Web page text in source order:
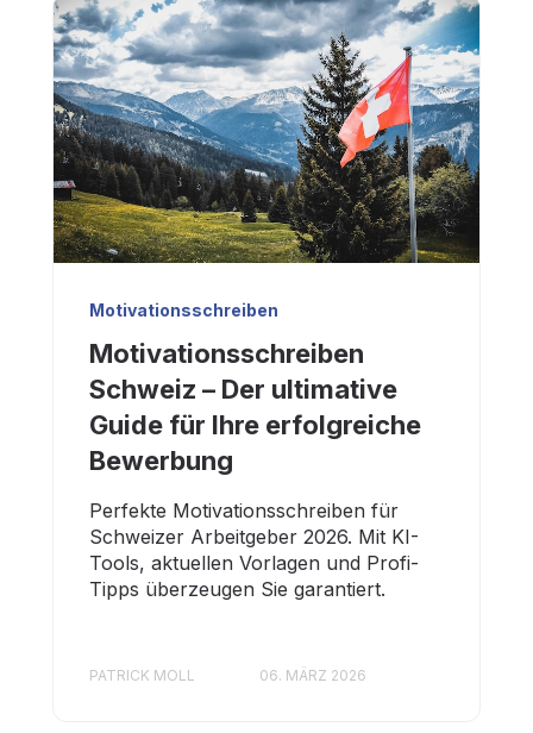
Motivationsschreiben
Motivationsschreiben
Schweiz – Der ultimative
Guide für Ihre erfolgreiche
Bewerbung
Perfekte Motivationsschreiben für
Schweizer Arbeitgeber 2026. Mit KI-
Tools, aktuellen Vorlagen und Profi-
Tipps überzeugen Sie garantiert.
PATRICK MOLL 06. MÄRZ 2026